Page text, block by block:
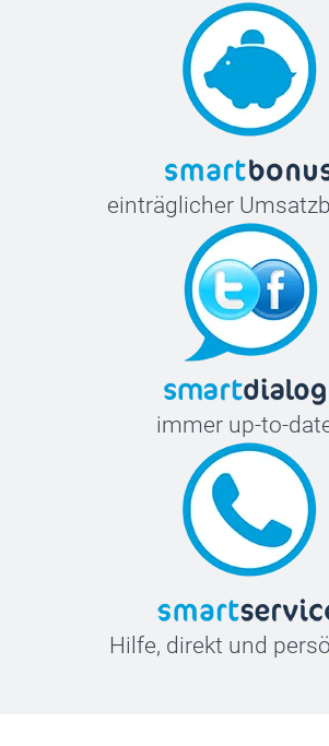
einträglicher
immer up-to-
Hilfe, direkt und